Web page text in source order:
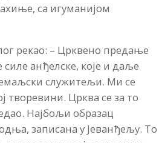
са игуманијом
рекао: – Црквено предање
анђелске, које и даље
служитељи. Ми се
творевини. Црква се за то
Најбољи образац
записана у Јеванђељу. То